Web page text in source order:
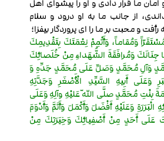
امان ما قرار دادی و او را پیشوای اهل
از جانب ما به او درود و سلام
و محبت بر ما را ای پروردگار بیفزا؛
وَمُقاماً، وَأَتْمِمْ نِعْمَتَكَ بِتَقْدِيمِكَ
جِنَانَكَ وَمُرافَقَةَ الشُّهَداءِ مِنْ خُلَصائِكَ
وَآلِ مُحَمَّدٍ وَصَلِّ عَلَى مُحَمَّدٍ جَدِّهِ وَ
وَعَلَى أَبِيهِ السَّيِّدِ الْأَصْغَرِ وَجَدَّتِهِ
بِنْتِ مُحَمَّدٍ صلَّى اللّه عَليْهِ وآلِهِ وَعَلَى
وَعَلَيْهِ أَفْضَلَ وَأَكْمَلَ وَأَتَمَّ وَأَدْوَمَ
عَلَى أَحَدٍ مِنْ أَصْفِيائِكَ وَخِيَرَتِكَ مِنْ